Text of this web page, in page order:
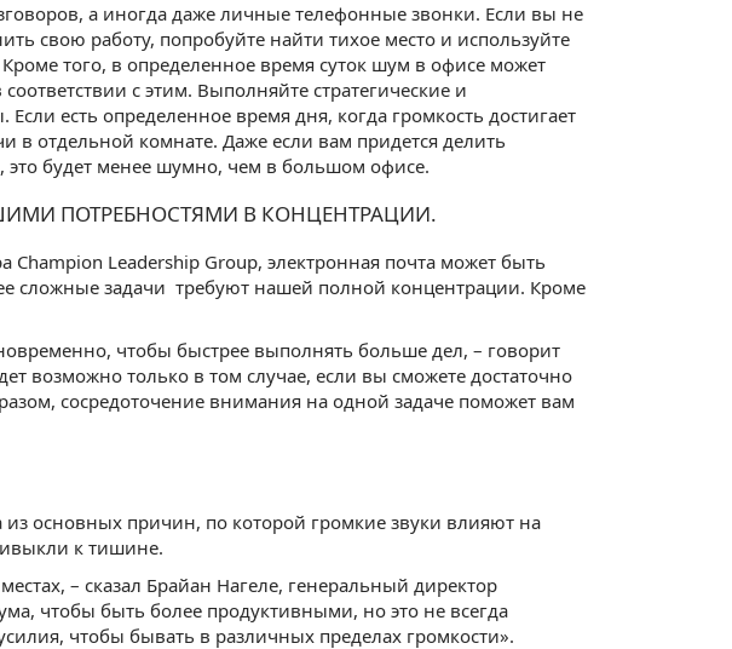
а иногда даже личные телефонные звонки. Если вы не
свою работу, попробуйте найти тихое место и используйте
того, в определенное время суток шум в офисе может
с этим. Выполняйте стратегические и
есть определенное время дня, когда громкость достигает
в отдельной комнате. Даже если вам придется делить
будет менее шумно, чем в большом офисе.
ПОТРЕБНОСТЯМИ В КОНЦЕНТРАЦИИ.
Leadership Group, электронная почта может быть
сложные задачи требуют нашей полной концентрации. Кроме
чтобы быстрее выполнять больше дел, – говорит
возможно только в том случае, если вы сможете достаточно
сосредоточение внимания на одной задаче поможет вам
основных причин, по которой громкие звуки влияют на
к тишине.
– сказал Брайан Нагеле, генеральный директор
чтобы быть более продуктивными, но это не всегда
чтобы бывать в различных пределах громкости».